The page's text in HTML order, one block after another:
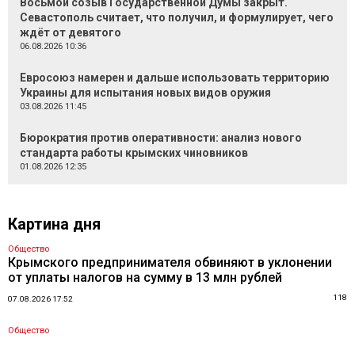
Севастополь считает, что получил, и формулирует, чего
ждёт от девятого
06.08.2026 10:36
Евросоюз намерен и дальше использовать территорию
Украины для испытания новых видов оружия
03.08.2026 11:45
Бюрократия против оперативности: анализ нового
стандарта работы крымских чиновников
01.08.2026 12:35
Картина дня
Общество
Крымского предпринимателя обвиняют в уклонении
от уплаты налогов на сумму в 13 млн рублей
07.08.2026 17:52 118
Общество